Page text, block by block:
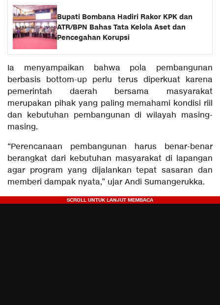
Bupati Bombana Hadiri Rakor KPK dan
ATR/BPN Bahas Tata Kelola Aset dan
Pencegahan Korupsi
Ia menyampaikan bahwa pola pembangunan
berbasis bottom-up perlu terus diperkuat karena
pemerintah daerah bersama masyarakat
merupakan pihak yang paling memahami kondisi riil
dan kebutuhan pembangunan di wilayah masing-
masing.
“Perencanaan pembangunan harus benar-benar
berangkat dari kebutuhan masyarakat di lapangan
agar program yang dijalankan tepat sasaran dan
memberi dampak nyata,” ujar Andi Sumangerukka.